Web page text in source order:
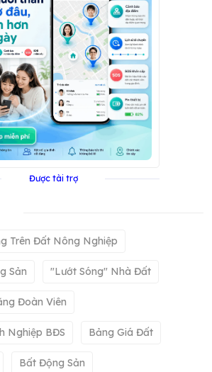
Được tài trợ
Trên Đất Nông Nghiệp
Sản "lướt Sóng" Nhà Đất
Đoàn Viên
Nghiệp BĐS Bảng Giá Đất
Bất Động Sản